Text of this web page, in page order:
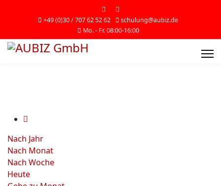
+49 (0)30 / 707 62 52 62
schulung@aubiz.de
Mo. - Fr. 08:00-16:00
Nach Jahr
Nach Monat
Nach Woche
Heute